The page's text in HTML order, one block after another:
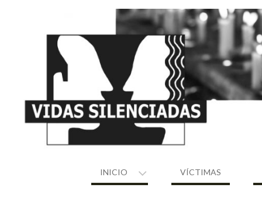
INICIO VÍCTIMAS